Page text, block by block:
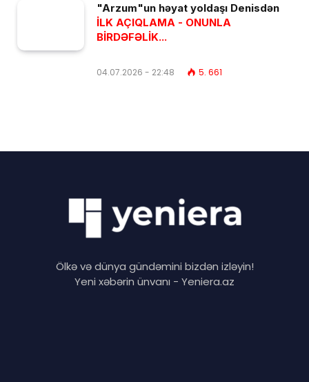
"Arzum"un həyat yoldaşı Denisdən
İLK AÇIQLAMA - ONUNLA
BİRDƏFƏLİK...
04.07.2026 - 22:48 5. 661
Ölkə və dünya gündəmini bizdən izləyin!
Yeni xəbərin ünvanı - Yeniera.az